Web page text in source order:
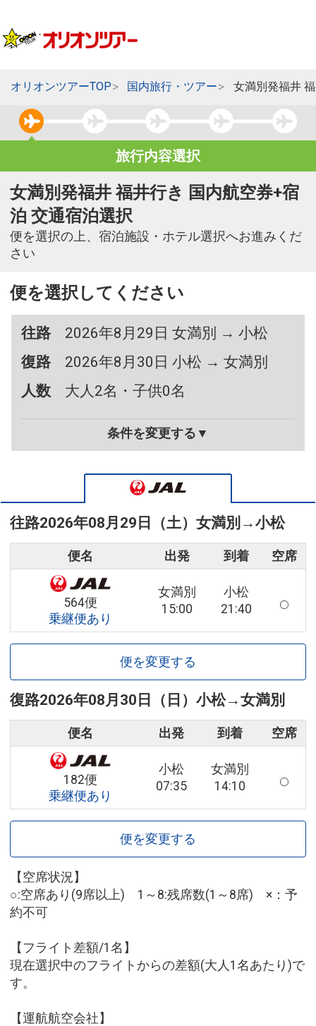
オリオンツアーTOP 国内旅行・ツアー 女満別発福井
旅行内容選択
女満別発福井 福井行き 国内航空券+宿
泊 交通宿泊選択
便を選択の上、宿泊施設・ホテル選択へお進みくだ
さい
便を選択してください
往路
2026年8月29日 女満別 → 小松
復路
2026年8月30日 小松 → 女満別
人数
大人2名・子供0名
条件を変更する▼
往路2026年08月29日（土） 女満別 →小松
便名 出発 到着 空席
564便
乗継便あり
女満別
15:00
小松
21:40
便を変更する
復路2026年08月30日（日） 小松→女満別
便名 出発 到着 空席
182便
乗継便あり
小松
07:35
女満別
14:10
便を変更する
【空席状況】
○:空席あり(9席以上) 1～8:残席数(1～8席) ×：予
約不可
【フライト差額/1名】
現在選択中のフライトからの差額(大人1名あたり)で
す。
【運航航空会社】